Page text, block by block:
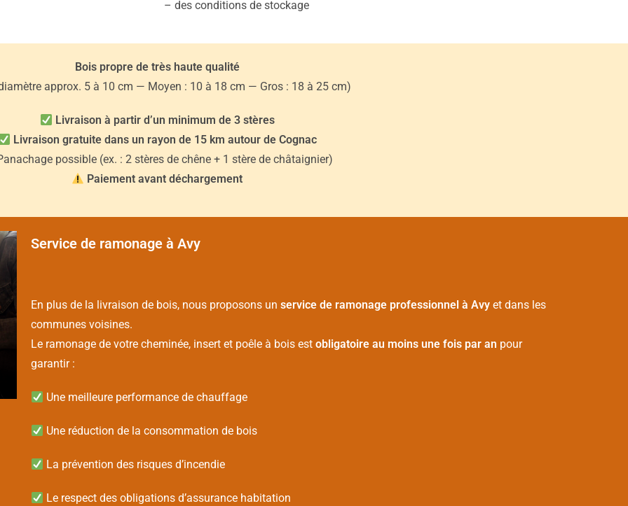
– des conditions de stockage
Bois propre de très haute qualité
approx. 5 à 10 cm — Moyen : 10 à 18 cm — Gros : 18 à 25 cm)
Livraison à partir d’un minimum de 3 stères
Livraison gratuite dans un rayon de 15 km autour de Cognac
possible (ex. : 2 stères de chêne + 1 stère de châtaignier)
Paiement avant déchargement
Service de ramonage à Avy
En plus de la livraison de bois, nous proposons un service de ramonage professionnel à Avy et dans les
communes voisines.
Le ramonage de votre cheminée, insert et poêle à bois est obligatoire au moins une fois par an pour
garantir :
Une meilleure performance de chauffage
Une réduction de la consommation de bois
La prévention des risques d’incendie
Le respect des obligations d’assurance habitation